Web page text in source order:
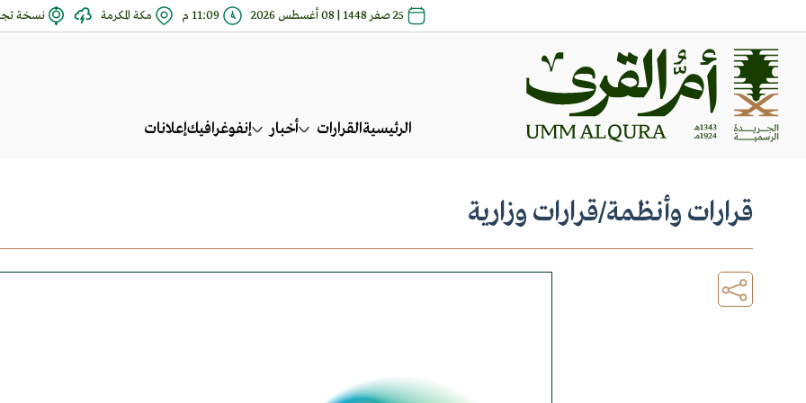
25 صفر 1448 | 08 أغسطس 2026 11:09 م مكة المكرمة نسخة
الرئيسيةالقرارات أخبار إنفوغرافيكإعلانات
قرارات وأنظمة/قرارات وزارية